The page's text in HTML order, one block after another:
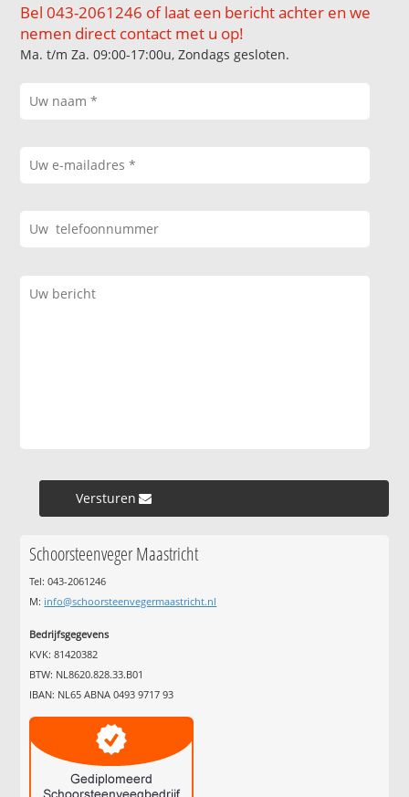
Bel 043-2061246 of laat een bericht achter en we
nemen direct contact met u op!
Ma. t/m Za. 09:00-17:00u, Zondags gesloten.
Versturen »
Schoorsteenveger Maastricht
Tel: 043-2061246
M: info@schoorsteenvegermaastricht.nl
Bedrijfsgegevens
KVK: 81420382
BTW: NL8620.828.33.B01
IBAN: NL65 ABNA 0493 9717 93